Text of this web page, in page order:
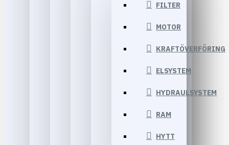
FILTER
MOTOR
KRAFTÖVERFÖRING
ELSYSTEM
HYDRAULSYSTEM
RAM
HYTT